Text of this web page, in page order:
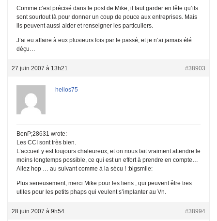
Comme c’est précisé dans le post de Mike, il faut garder en tête qu’ils
sont sourtout là pour donner un coup de pouce aux entreprises. Mais
ils peuvent aussi aider et renseigner les particuliers.
J’ai eu affaire à eux plusieurs fois par le passé, et je n’ai jamais été
déçu…
27 juin 2007 à 13h21 #38903
helios75
BenP;28631 wrote:
Les CCI sont très bien.
L’accueil y est toujours chaleureux, et on nous fait vraiment attendre le
moins longtemps possible, ce qui est un effort à prendre en compte…
Allez hop … au suivant comme à la sécu ! :bigsmile:
Plus serieusement, merci Mike pour les liens , qui peuvent être tres
utiles pour les petits phaps qui veulent s’implanter au Vn.
28 juin 2007 à 9h54 #38994